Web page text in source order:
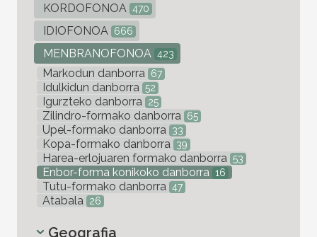
KORDOFONOA 470
IDIOFONOA 666
MENBRANOFONOA 423
Markodun danborra 67
Idulkidun danborra 52
Igurzteko danborra 25
Zilindro-formako danborra 65
Upel-formako danborra 33
Kopa-formako danborra 39
Harea-erlojuaren formako danborra 53
Enbor-forma konikoko danborra 16
Tutu-formako danborra 47
Atabala 26
Geografia